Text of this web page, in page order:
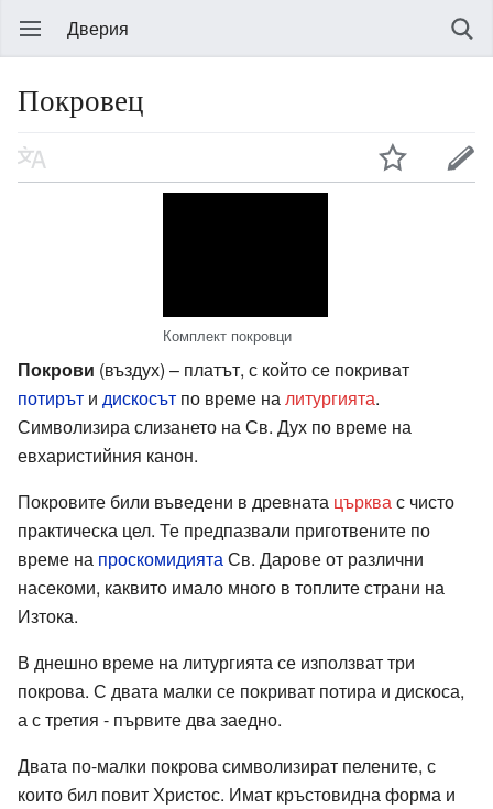
Дверия
Покровец
Комплект покровци
Покрови (въздух) – платът, с който се покриват
потирът и дискосът по време налитургията.
Символизира слизането на Св. Дух по време на
евхаристийния канон.
Покровите били въведени в древната църквас чисто
практическа цел. Те предпазвали приготвените по
време на проскомидиятаСв. Дарове от различни
насекоми, каквито имало много в топлите страни на
Изтока.
В днешно време на литургията се използват три
покрова. С двата малки се покриват потира и дискоса,
а с третия - първите два заедно.
Двата по-малки покрова символизират пелените, с
които бил повит Христос. Имат кръстовидна форма и